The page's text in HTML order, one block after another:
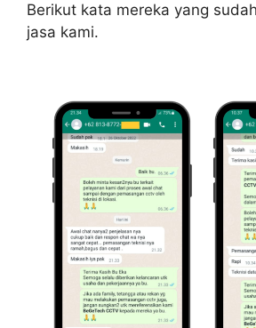
Berikut kata mereka yang
jasa kami.